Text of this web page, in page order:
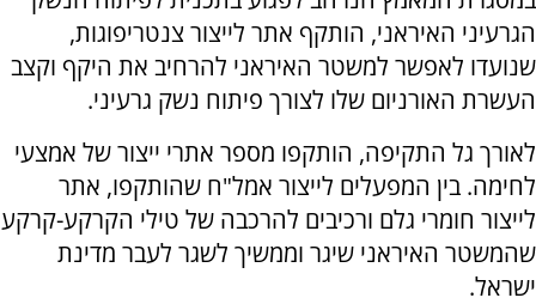
הגרעיני האיראני, הותקף אתר לייצור צנטריפוגות,
שנועדו לאפשר למשטר האיראני להרחיב את היקף וקצב
העשרת האורניום שלו לצורך פיתוח נשק גרעיני.
לאורך גל התקיפה, הותקפו מספר אתרי ייצור של אמצעי
לחימה. בין המפעלים לייצור אמל"ח שהותקפו, אתר
לייצור חומרי גלם ורכיבים להרכבה של טילי הקרקע-קרקע
שהמשטר האיראני שיגר וממשיך לשגר לעבר מדינת
ישראל.